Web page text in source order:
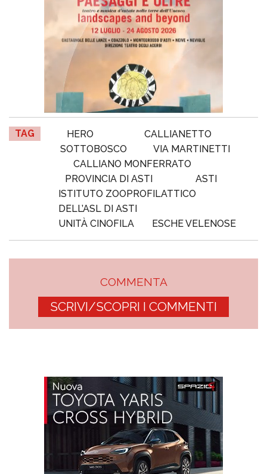
TAG HERO
CALLIANETTO
SOTTOBOSCO
VIA MARTINETTI
CALLIANO MONFERRATO
PROVINCIA DI ASTI
ASTI
ISTITUTO ZOOPROFILATTICO
DELL’ASL DI ASTI
UNITÀ CINOFILA
ESCHE VELENOSE
COMMENTA
SCRIVI/SCOPRI I COMMENTI